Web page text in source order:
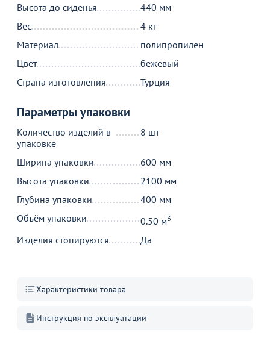
Высота до сиденья
440 мм
Вес
4 кг
Материал
полипропилен
Цвет
бежевый
Страна изготовления
Турция
Параметры упаковки
Количество изделий в
упаковке
8 шт
Ширина упаковки
600 мм
Высота упаковки
2100 мм
Глубина упаковки
400 мм
Объём упаковки
0.50 м3
Изделия стопируются Да
Характеристики товара
Инструкция по эксплуатации
13 490 ₽
нераскладной, 90х60х75 см,
столешница сноу вайт,
подстолье металл черный
11
В пути 100 шт.
В корзину
14 890
Акции для вас
Пожизненная
на стулья ХИТ 20/25!
Перейдите, чтобы узнать